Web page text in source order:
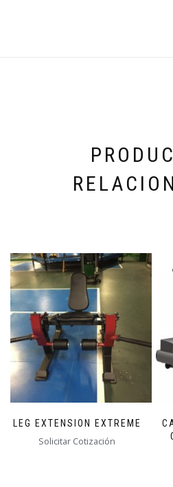
LEG EXTENSION EXTREME
Solicitar Cotización